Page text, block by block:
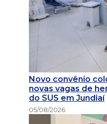
Novo convênio
novas vagas de
do SUS em Jundiaí
05/08/2026